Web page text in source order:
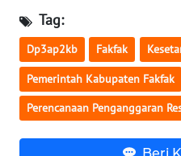
Tag:
Dp3ap2kb Fakfak
Pemerintah Kabupaten Fakfak
Perencanaan Penganggaran
WN
NUSANTARA
WN
JOGJA